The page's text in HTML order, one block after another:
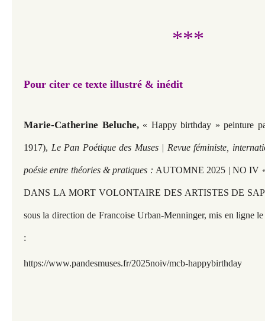
***
Pour citer ce texte illustré & inédit
Marie-Catherine Beluche, « Happy birthday » peinture
1917), Le Pan Poétique des Muses | Revue féministe,
poésie entre théories & pratiques : AUTOMNE 2025 | NO IV
DANS LA MORT VOLONTAIRE DES ARTISTES DE
sous la direction de Francoise Urban-Menninger, mis en ligne
:
https://www.pandesmuses.fr/2025noiv/mcb-happybirthday